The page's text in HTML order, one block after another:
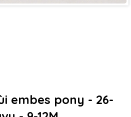
embes pony - 26-